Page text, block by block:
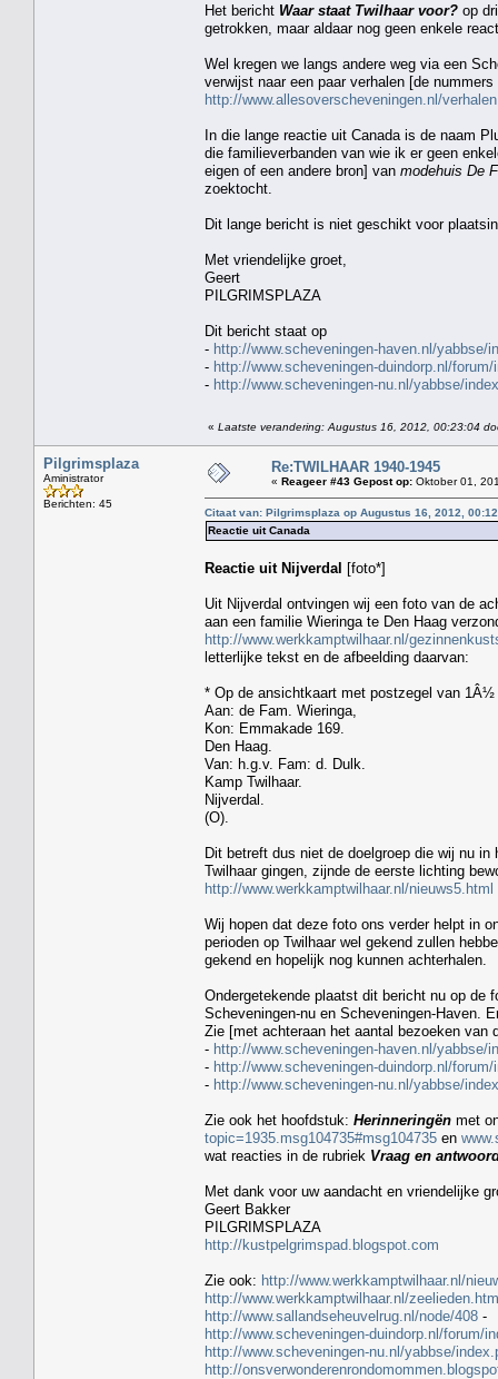
Het bericht Waar staat Twilhaar voor? op
getrokken, maar aldaar nog geen enkele
Wel kregen we langs andere weg via een
verwijst naar een paar verhalen [de
http://www.allesoverscheveningen.nl/verhalen
In die lange reactie uit Canada is de naam
die familieverbanden van wie ik er geen
eigen of een andere bron] van modehuis De
zoektocht.
Dit lange bericht is niet geschikt voor
Met vriendelijke groet,
Geert
PILGRIMSPLAZA
Dit bericht staat op
- http://www.scheveningen-haven.nl/yabbse/
- http://www.scheveningen-duindorp.nl/
- http://www.scheveningen-nu.nl/yabbse/
« Laatste verandering: Augustus 16, 2012, 00:23:04
Pilgrimsplaza
Aministrator
Berichten: 45
Re:TWILHAAR 1940-1945
« Reageer #43 Gepost op: Oktober 01,
Citaat van: Pilgrimsplaza op Augustus 16, 2012,
Reactie uit Canada
Reactie uit Nijverdal [foto*]
Uit Nijverdal ontvingen wij een foto van de
aan een familie Wieringa te Den Haag
http://www.werkkamptwilhaar.nl/
letterlijke tekst en de afbeelding daarvan:
* Op de ansichtkaart met postzegel van
Aan: de Fam. Wieringa,
Kon: Emmakade 169.
Den Haag.
Van: h.g.v. Fam: d. Dulk.
Kamp Twilhaar.
Nijverdal.
(O).
Dit betreft dus niet de doelgroep die wij nu
Twilhaar gingen, zijnde de eerste lichting
http://www.werkkamptwilhaar.nl/nieuws5.html
Wij hopen dat deze foto ons verder helpt in
perioden op Twilhaar wel gekend zullen
gekend en hopelijk nog kunnen achterhalen.
Ondergetekende plaatst dit bericht nu op de
Scheveningen-nu en Scheveningen-Haven.
Zie [met achteraan het aantal bezoeken van
- http://www.scheveningen-haven.nl/yabbse/
- http://www.scheveningen-duindorp.nl/
- http://www.scheveningen-nu.nl/yabbse/
Zie ook het hoofdstuk: Herinneringën met
topic=1935.msg104735#msg104735 en
wat reacties in de rubriek Vraag en
Met dank voor uw aandacht en vriendelijke
Geert Bakker
PILGRIMSPLAZA
http://kustpelgrimspad.blogspot.com
Zie ook: http://www.werkkamptwilhaar.nl/
http://www.werkkamptwilhaar.nl/
http://www.sallandseheuvelrug.nl/node/408 -
http://www.scheveningen-duindorp.nl/forum/
http://www.scheveningen-nu.nl/yabbse/
http://